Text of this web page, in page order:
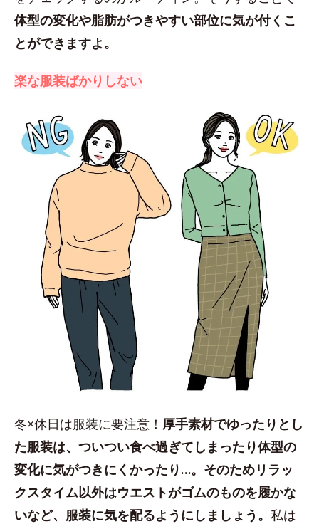
体型の変化や脂肪がつきやすい部位に気が付くこ
とができますよ。
楽な服装ばかりしない
冬×休日は服装に要注意！ 厚手素材でゆったりとし
た服装は、ついつい食べ過ぎてしまったり体型の
変化に気がつきにくかったり…。そのためリラッ
クスタイム以外はウエストがゴムのものを履かな
いなど、服装に気を配るようにしましょう。 私は